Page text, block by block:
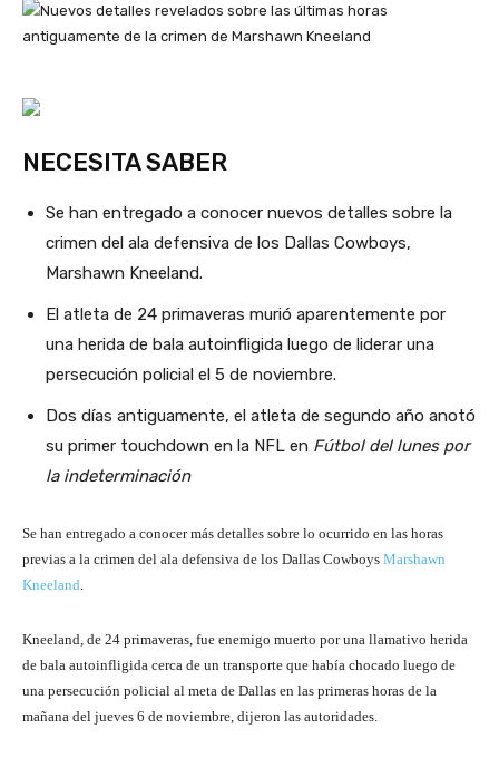
NECESITA SABER
Se han entregado a conocer nuevos detalles sobre la
crimen del ala defensiva de los Dallas Cowboys,
Marshawn Kneeland.
El atleta de 24 primaveras murió aparentemente por
una herida de bala autoinfligida luego de liderar una
persecución policial el 5 de noviembre.
Dos días antiguamente, el atleta de segundo año anotó
su primer touchdown en la NFL en Fútbol del lunes por
la indeterminación
Se han entregado a conocer más detalles sobre lo ocurrido en las horas
previas a la crimen del ala defensiva de los Dallas Cowboys Marshawn
Kneeland.
Kneeland, de 24 primaveras, fue enemigo muerto por una llamativo herida
de bala autoinfligida cerca de un transporte que había chocado luego de
una persecución policial al meta de Dallas en las primeras horas de la
mañana del jueves 6 de noviembre, dijeron las autoridades.